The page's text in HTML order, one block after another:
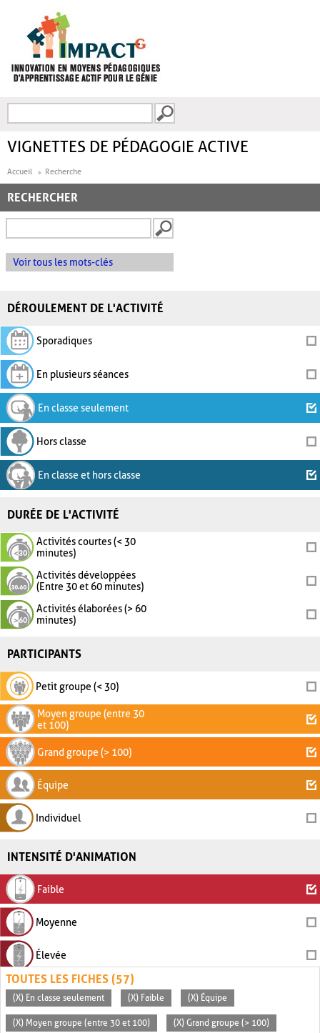
FORMULAIRE DE
VIGNETTES DE PÉDAGOGIE ACTIVE
Accueil Recherche
RECHERCHER
Voir tous les mots-clés
DÉROULEMENT DE L'ACTIVITÉ
Sporadiques
En plusieurs séances
En classe seulement
Hors classe
En classe et hors classe
DURÉE DE L'ACTIVITÉ
Activités courtes (< 30
minutes)
Activités développées
(Entre 30 et 60 minutes)
Activités élaborées (> 60
minutes)
PARTICIPANTS
Petit groupe (< 30)
Moyen groupe (entre 30
et 100)
Grand groupe (> 100)
Équipe
Individuel
INTENSITÉ D'ANIMATION
Faible
Moyenne
Élevée
TOUTES LES FICHES (57)
(X) En classe seulement (X) Faible (X) Équipe
(X) Moyen groupe (entre 30 et 100) (X) Grand groupe (> 100)